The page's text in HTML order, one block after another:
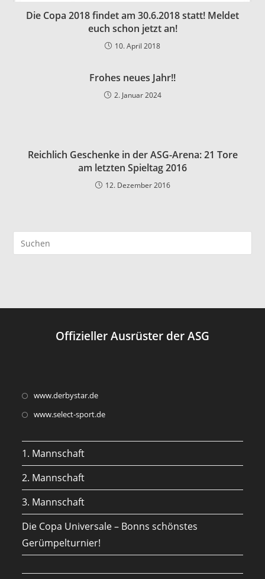
Die Copa 2018 findet am 30.6.2018 statt! Meldet
euch schon jetzt an!
10. April 2018
Frohes neues Jahr!!
2. Januar 2024
Reichlich Geschenke in der ASG-Arena: 21 Tore
am letzten Spieltag 2016
12. Dezember 2016
Offizieller Ausrüster der ASG
www.derbystar.deOpens
www.select-sport.deOpens
a
1. Mannschaft
2. Mannschaft
3. Mannschaft
Die Copa Universale – Bonns schönstes
Gerümpelturnier!